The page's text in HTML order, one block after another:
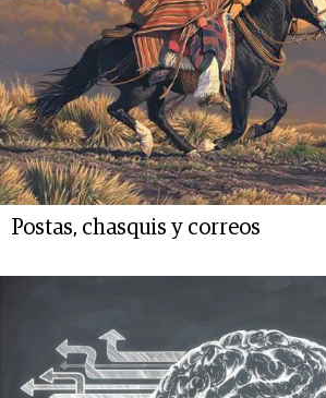
Postas, chasquis y correos